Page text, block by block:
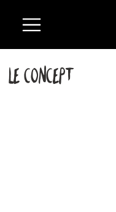
Le concept